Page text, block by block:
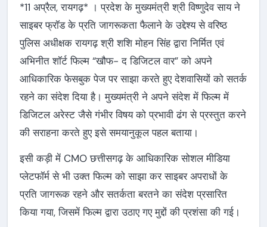
*11 अप्रैल, रायगढ़* । प्रदेश के मुख्यमंत्री श्री विष्णुदेव साय ने
साइबर फ्रॉड के प्रति जागरूकता फैलाने के उद्देश्य से वरिष्ठ
पुलिस अधीक्षक रायगढ़ श्री शशि मोहन सिंह द्वारा निर्मित एवं
अभिनीत शॉर्ट फिल्म “खौफ- द डिजिटल वार” को अपने
आधिकारिक फेसबुक पेज पर साझा करते हुए देशवासियों को सतर्क
रहने का संदेश दिया है। मुख्यमंत्री ने अपने संदेश में फिल्म में
डिजिटल अरेस्ट जैसे गंभीर विषय को प्रभावी ढंग से प्रस्तुत करने
की सराहना करते हुए इसे समयानुकूल पहल बताया।
इसी कड़ी में CMO छत्तीसगढ़ के आधिकारिक सोशल मीडिया
प्लेटफॉर्म से भी उक्त फिल्म को साझा कर साइबर अपराधों के
प्रति जागरूक रहने और सतर्कता बरतने का संदेश प्रसारित
किया गया, जिसमें फिल्म द्वारा उठाए गए मुद्दों की प्रशंसा की गई।